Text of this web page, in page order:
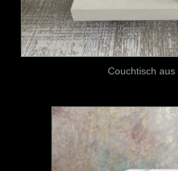
Couchtisch aus